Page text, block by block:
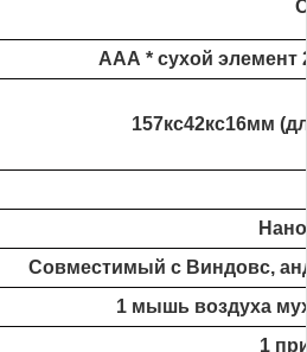
ААА * сухой элемент
157кс42кс16мм
Совместимый с Виндовс,
1 мышь воздуха
1